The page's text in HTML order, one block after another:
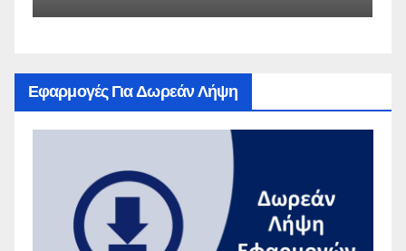
Εφαρμογές Για Δωρεάν Λήψη